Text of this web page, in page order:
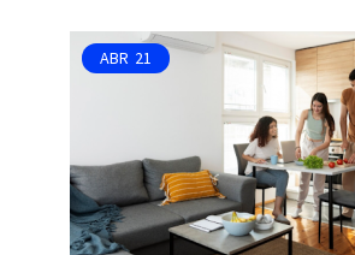
ABR 21